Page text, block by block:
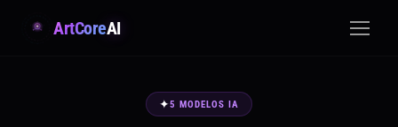
ArtCoreAI
✦5 MODELOS IA